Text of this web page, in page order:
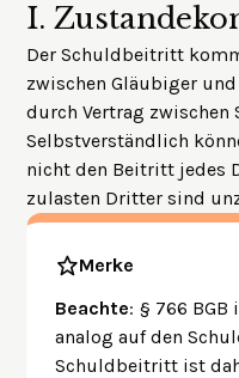
I.
Der Schuldbeitritt
zwischen Gläubiger
durch Vertrag
Selbstverständlich
nicht den Beitritt jedes
zulasten Dritter sind
Merke
Beachte: § 766
analog auf den
Schuldbeitritt ist